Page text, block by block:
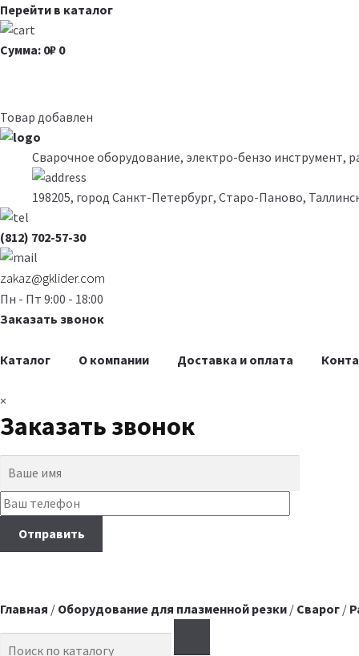
Перейти в каталог
Сумма: 0₽ 0
Товар добавлен
Сварочное оборудование, электро-бензо инструмент,
198205, город Санкт-Петербург, Старо-Паново,
(812) 702-57-30
zakaz@gklider.com
Пн - Пт 9:00 - 18:00
Заказать звонок
Каталог О компании Доставка и оплата
×
Заказать звонок
Главная / Оборудование для плазменной резки / Сварог /
Search for: